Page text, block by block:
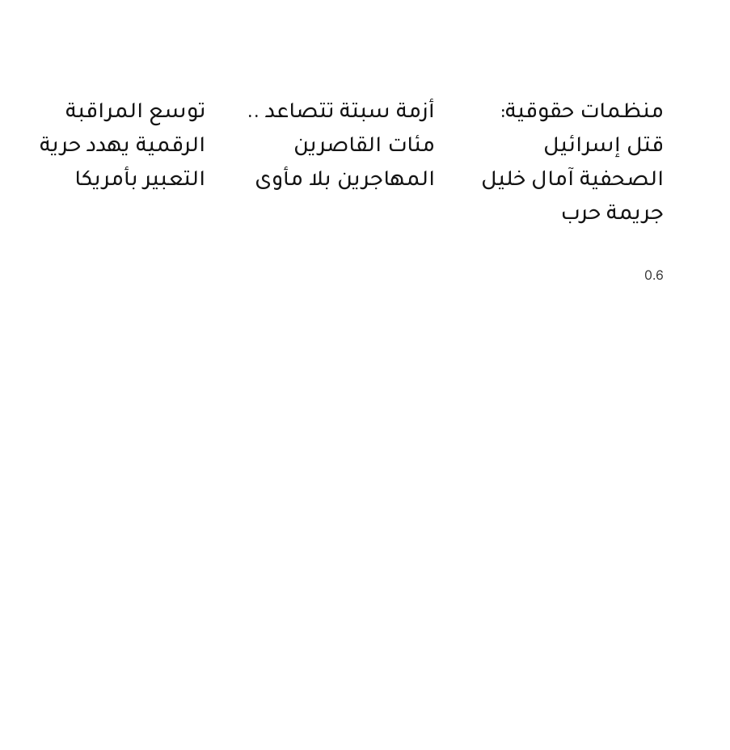
منظمات حقوقية:
قتل إسرائيل
الصحفية آمال خليل
جريمة حرب
أزمة سبتة تتصاعد ..
مئات القاصرين
المهاجرين بلا مأوى
توسع المراقبة
الرقمية يهدد حرية
التعبير بأمريكا